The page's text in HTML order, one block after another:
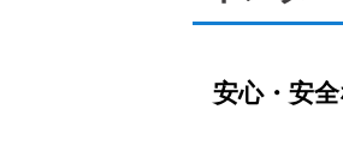
安心・安